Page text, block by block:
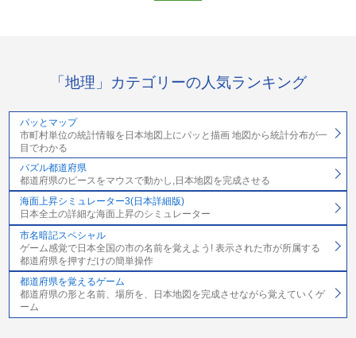
「地理」カテゴリーの人気ランキング
パッとマップ
市町村単位の統計情報を日本地図上にパッと描画 地図から統計分布が一
目でわかる
パズル都道府県
都道府県のピースをマウスで動かし,日本地図を完成させる
海面上昇シミュレーター3(日本詳細版)
日本全土の詳細な海面上昇のシミュレーター
市名暗記スペシャル
ゲーム感覚で日本全国の市の名前を覚えよう! 表示された市が所属する
都道府県を押すだけの簡単操作
都道府県を覚えるゲーム
都道府県の形と名前、場所を、日本地図を完成させながら覚えていくゲ
ーム